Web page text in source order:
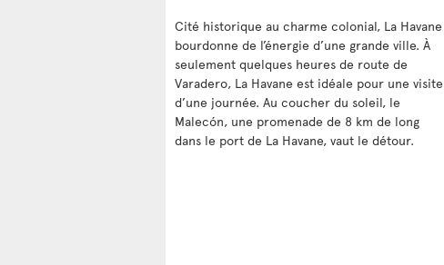
Cité historique au charme colonial, La Havane
bourdonne de l’énergie d’une grande ville. À
seulement quelques heures de route de
Varadero, La Havane est idéale pour une visite
d’une journée. Au coucher du soleil, le
Malecón, une promenade de 8 km de long
dans le port de La Havane, vaut le détour.